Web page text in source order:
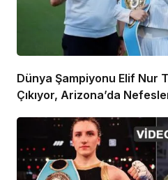
Dünya Şampiyonu Elif Nur
Çıkıyor, Arizona’da